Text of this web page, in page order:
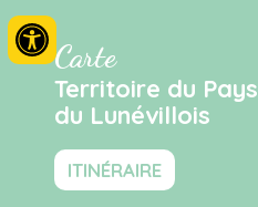
Carte
Territoire du Pays
du Lunévillois
ITINÉRAIRE